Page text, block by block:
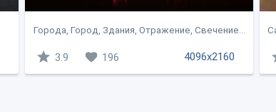
Города, Город, Здания, Отражение, Свечение...
4096x2160
3.9 196